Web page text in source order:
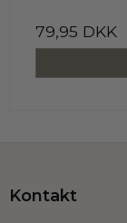
79,95 DKK
Kontakt